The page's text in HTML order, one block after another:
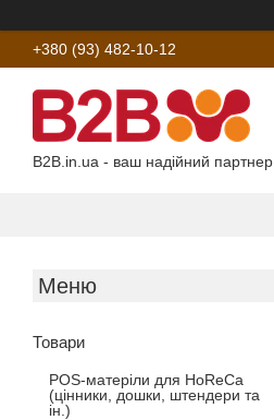
+380 (93) 482-10-12
B2B.in.ua - ваш надійний партнер
Товари
POS-матеріли для HoReCa
(цінники, дошки, штендери та
ін.)